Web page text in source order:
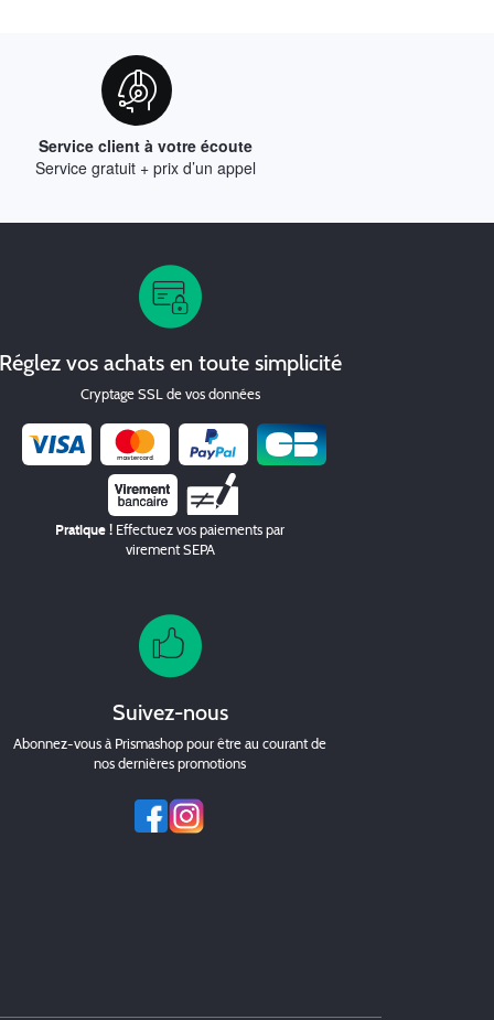
Service client à votre écoute
Service gratuit + prix d’un appel
vos achats en toute simplicité
Cryptage SSL de vos données
Chèque
Pratique ! Effectuez vos paiements par
virement SEPA
Suivez-nous
Abonnez-vous à Prismashop pour être au courant de
nos dernières promotions